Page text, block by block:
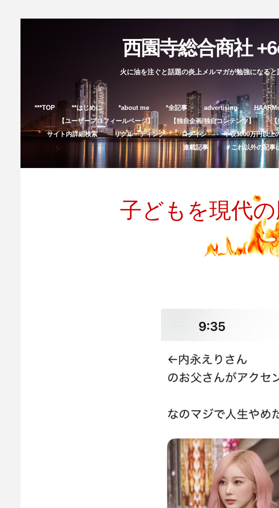
西園寺総合商社
火に油を注ぐと話題の炎上メルマガが勉強になる
***TOP **はじめに *about me *全記事 advertising
【ユーザープロフィールページ】
【独自企画/独自コンテンツ】 【
サイト内詳細検索
リクルーティング ログイン 年収3000万円以上
連載記事
＃これ以外の記事
子どもを現代